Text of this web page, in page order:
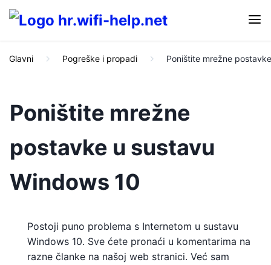
Glavni Pogreške i propadi Poništite mrežne
Poništite mrežne
postavke u sustavu
Windows 10
Postoji puno problema s Internetom u sustavu
Windows 10. Sve ćete pronaći u komentarima na
razne članke na našoj web stranici. Već sam